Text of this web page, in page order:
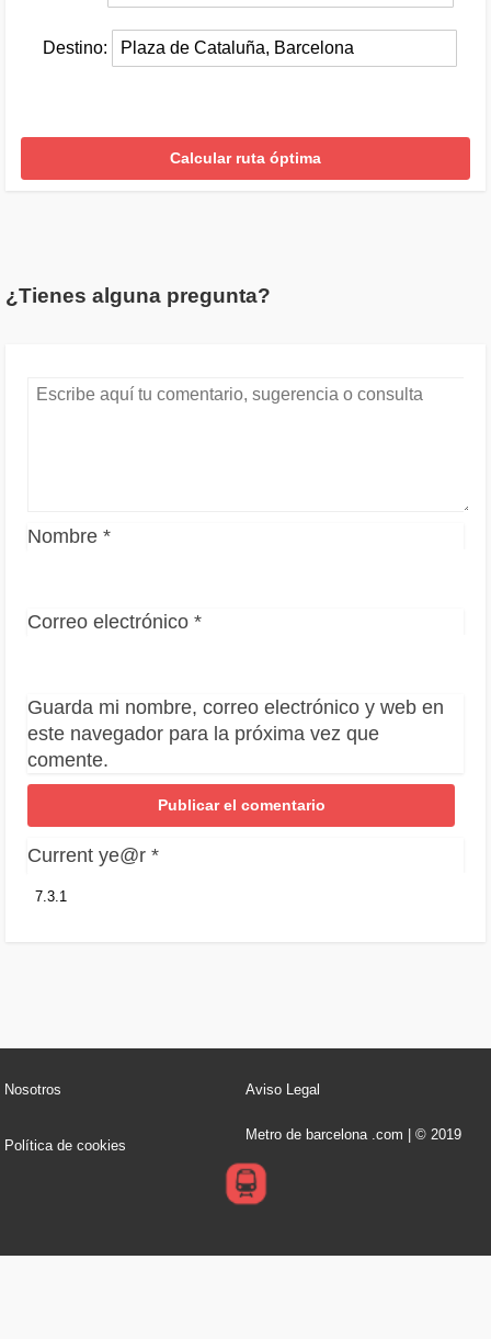
Destino:
¿Tienes alguna pregunta?
Nombre *
Correo electrónico *
Guarda mi nombre, correo electrónico y web en
este navegador para la próxima vez que
comente.
Current ye@r *
Nosotros Aviso Legal
Política de cookies
Metro de barcelona .com | © 2019